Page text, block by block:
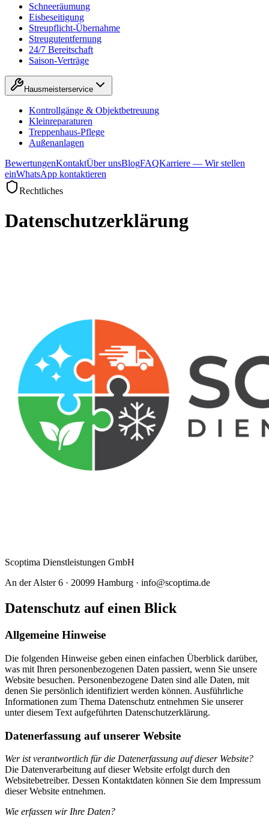
Schneeräumung
Eisbeseitigung
Streupflicht-Übernahme
Streugutentfernung
24/7 Bereitschaft
Saison-Verträge
Hausmeisterservice
Kontrollgänge & Objektbetreuung
Kleinreparaturen
Treppenhaus-Pflege
Außenanlagen
BewertungenKontaktÜber unsBlogFAQKarriere — Wir stellen
einWhatsApp kontaktieren
Rechtliches
Datenschutzerklärung
Scoptima Dienstleistungen GmbH
An der Alster 6 · 20099 Hamburg · info@scoptima.de
Datenschutz auf einen Blick
Allgemeine Hinweise
Die folgenden Hinweise geben einen einfachen Überblick darüber,
was mit Ihren personenbezogenen Daten passiert, wenn Sie unsere
Website besuchen. Personenbezogene Daten sind alle Daten, mit
denen Sie persönlich identifiziert werden können. Ausführliche
Informationen zum Thema Datenschutz entnehmen Sie unserer
unter diesem Text aufgeführten Datenschutzerklärung.
Datenerfassung auf unserer Website
Wer ist verantwortlich für die Datenerfassung auf dieser Website?
Die Datenverarbeitung auf dieser Website erfolgt durch den
Websitebetreiber. Dessen Kontaktdaten können Sie dem Impressum
dieser Website entnehmen.
Wie erfassen wir Ihre Daten?